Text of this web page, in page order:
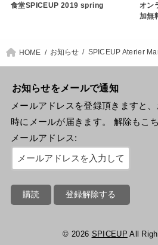
食堂SPICEUP 2019 spring
オン
加無
HOME お知らせ SPICEUP Aterier
お知らせをメールで通知
メールアドレスを登録頂きますと
時にメールが届きます。 解除もこ
メールアドレス:
© 2026 SPICEUP All